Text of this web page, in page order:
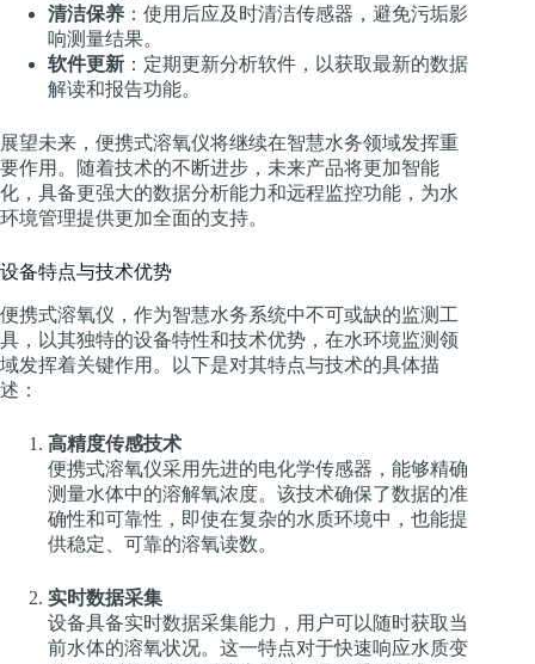
清洁保养 ：使用后应及时清洁传感器，避免污垢影
响测量结果。
软件更新 ：定期更新分析软件，以获取最新的数据
解读和报告功能。
展望未来，便携式溶氧仪将继续在智慧水务领域发挥重
要作用。随着技术的不断进步，未来产品将更加智能
化，具备更强大的数据分析能力和远程监控功能，为水
环境管理提供更加全面的支持。
设备特点与技术优势
便携式溶氧仪，作为智慧水务系统中不可或缺的监测工
具，以其独特的设备特性和技术优势，在水环境监测领
域发挥着关键作用。以下是对其特点与技术的具体描
述：
高精度传感技术
便携式溶氧仪采用先进的电化学传感器，能够精确
测量水体中的溶解氧浓度。该技术确保了数据的准
确性和可靠性，即使在复杂的水质环境中，也能提
供稳定、可靠的溶氧读数。
实时数据采集
设备具备实时数据采集能力，用户可以随时获取当
前水体的溶氧状况。这一特点对于快速响应水质变